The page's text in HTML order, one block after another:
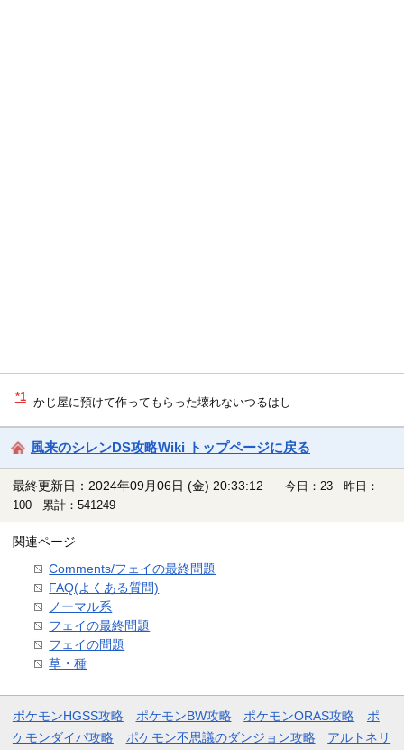
*1 かじ屋に預けて作ってもらった壊れないつるはし
風来のシレンDS攻略Wiki トップページに戻る
最終更新日：2024年09月06日 (金) 20:33:12
今日：23 昨日：
100 累計：541249
関連ページ
Comments/フェイの最終問題
FAQ(よくある質問)
ノーマル系
フェイの最終問題
フェイの問題
草・種
ポケモンHGSS攻略 ポケモンBW攻略 ポケモンORAS攻略
ポ
ケモンダイパ攻略
ポケモン不思議のダンジョン攻略 アルトネリ